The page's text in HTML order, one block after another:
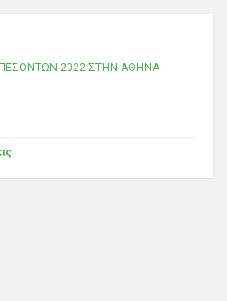
2022 ΣΤΗΝ ΑΘΗΝΑ